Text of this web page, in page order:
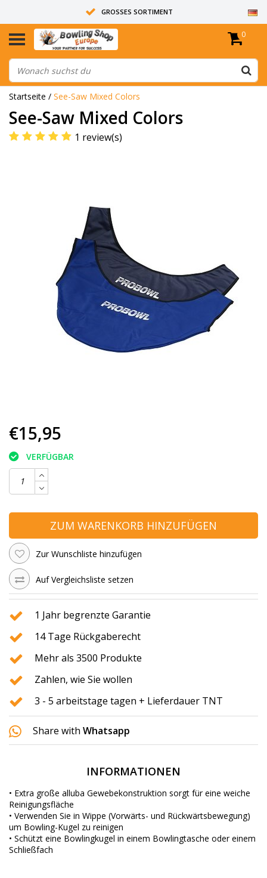
GROSSES SORTIMENT
14 TAGE RÜCKGABERECHT
ALLE BOWLINGKUGELN SIND UNGEBOHRT
0
Startseite / See-Saw Mixed Colors
See-Saw Mixed Colors
1 review(s)
€15,95
VERFÜGBAR
ZUM WARENKORB HINZUFÜGEN
Zur Wunschliste hinzufügen
Auf Vergleichsliste setzen
1 Jahr begrenzte Garantie
14 Tage Rückgaberecht
Mehr als 3500 Produkte
Zahlen, wie Sie wollen
3 - 5 arbeitstage tagen + Lieferdauer TNT
Share with Whatsapp
INFORMATIONEN
• Extra große alluba Gewebekonstruktion sorgt für eine weiche
Reinigungsfläche
• Verwenden Sie in Wippe (Vorwärts- und Rückwärtsbewegung)
um Bowling-Kugel zu reinigen
• Schützt eine Bowlingkugel in einem Bowlingtasche oder einem
Schließfach